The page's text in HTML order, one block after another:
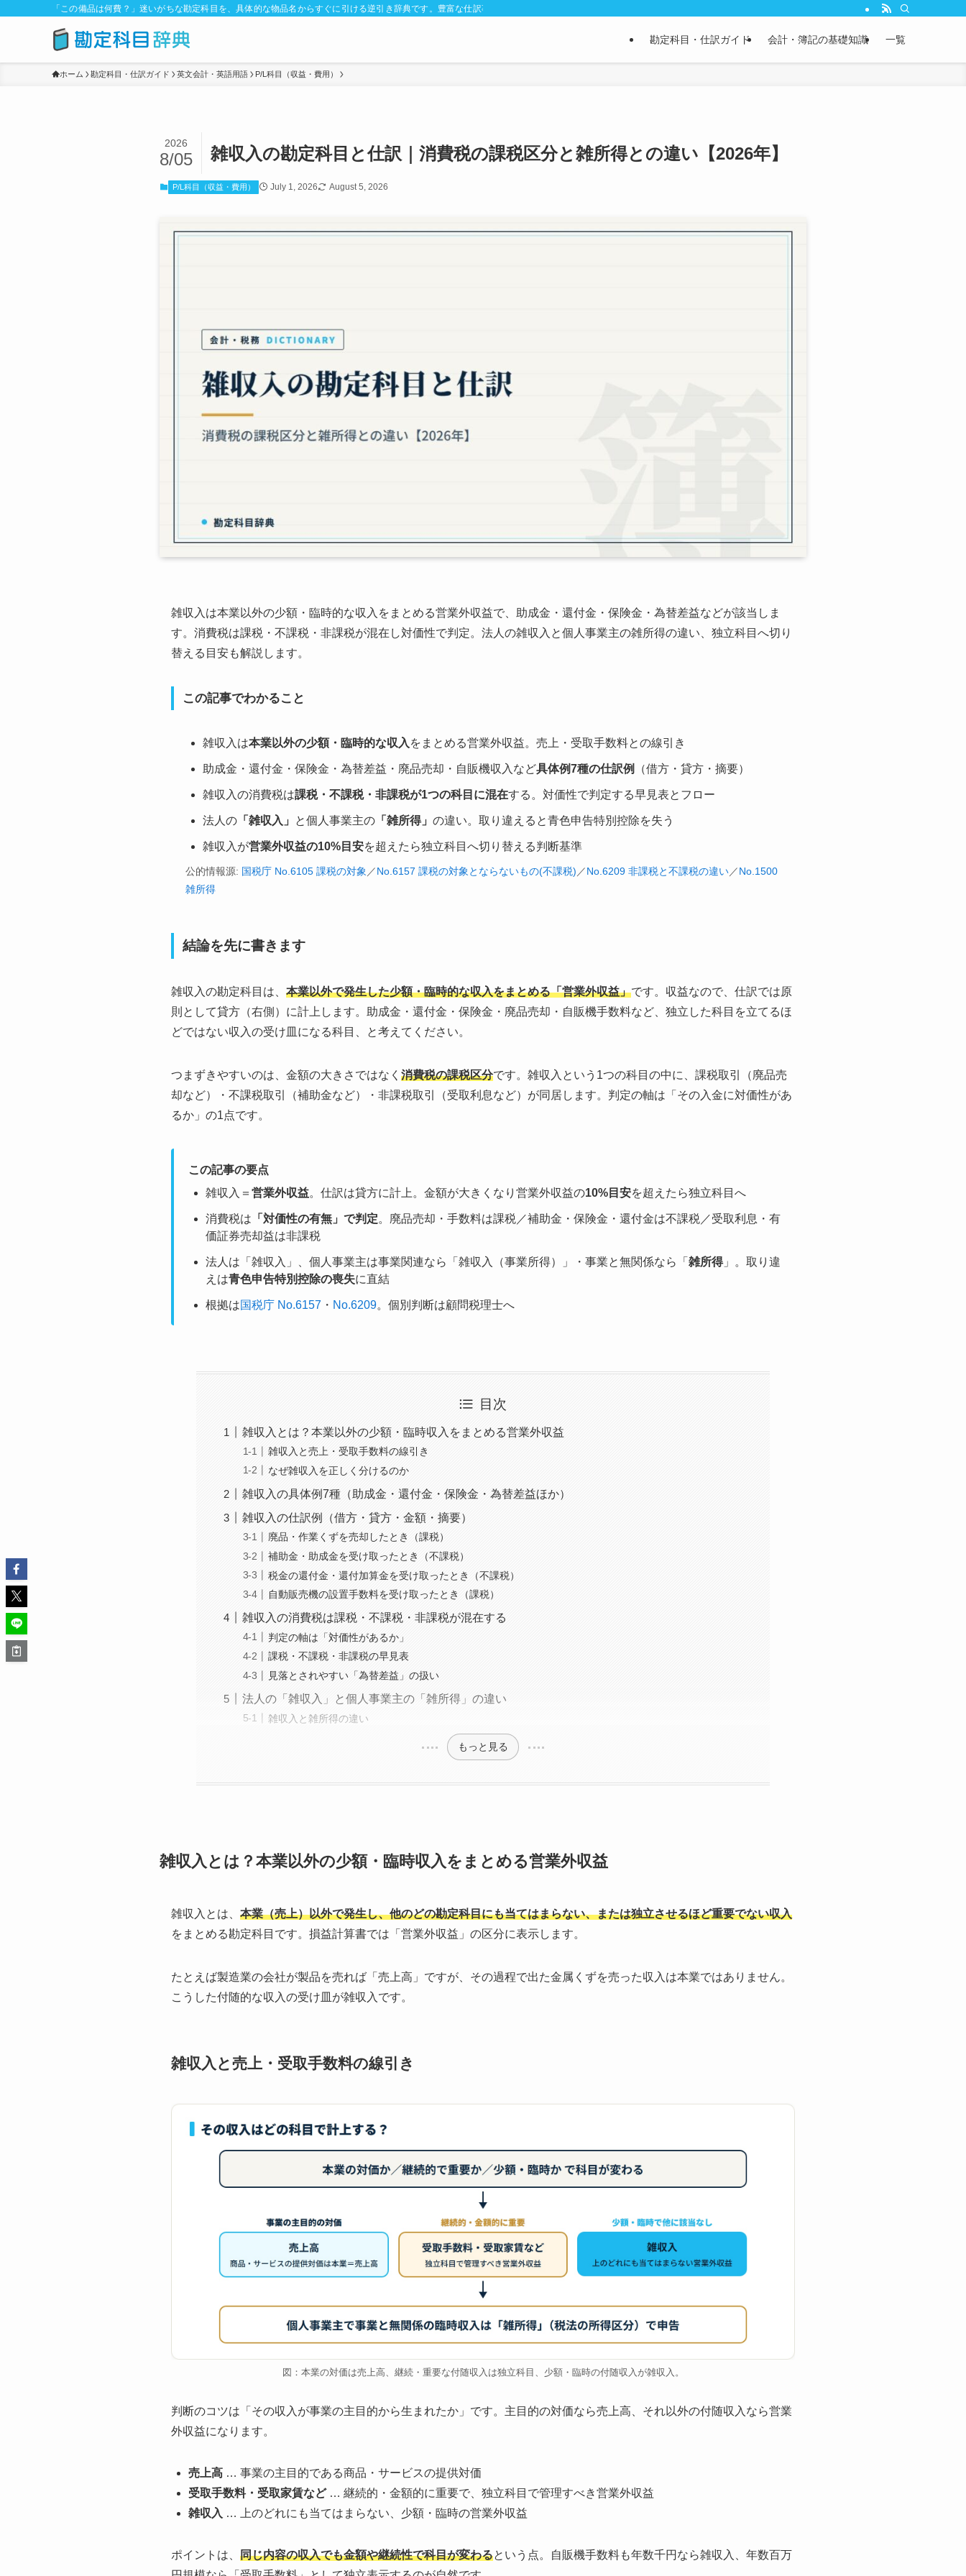
「この備品は何費？」迷いがちな勘定科目を、具体的な物品名からすぐに引ける逆引き辞典です。豊富な仕訳事例と判断に迷う経費区分のポイントを解説。さらに、実務で使える英文会計用語やBS/PL科目の英語表記も完全網羅。
勘定科目・仕訳ガイド 会計・簿記の基礎知識 一覧
ホーム 勘定科目・仕訳ガイド 英文会計・英語用語 P/L科目（収益・費用）
雑収入の勘定科目と仕訳｜消費税の課税区分と雑所得との違い【2026年】
2026
8/05
P/L科目（収益・費用） July 1, 2026 August 5, 2026
雑収入は本業以外の少額・臨時的な収入をまとめる営業外収益で、助成金・還付金・保険金・為替差益などが該当しま
す。消費税は課税・不課税・非課税が混在し対価性で判定。法人の雑収入と個人事業主の雑所得の違い、独立科目へ切り
替える目安も解説します。
この記事でわかること
雑収入は本業以外の少額・臨時的な収入 をまとめる営業外収益。売上・受取手数料との線引き
助成金・還付金・保険金・為替差益・廃品売却・自販機収入など具体例7種の仕訳例 （借方・貸方・摘要）
雑収入の消費税は課税・不課税・非課税が1つの科目に混在する。対価性で判定する早見表とフロー
法人の 「雑収入」 と個人事業主の 「雑所得」 の違い。取り違えると青色申告特別控除を失う
雑収入が営業外収益の10%目安を超えたら独立科目へ切り替える判断基準
公的情報源: 国税庁 No.6105 課税の対象 ／No.6157 課税の対象とならないもの(不課税) ／No.6209 非課税と不課税の違い／No.1500
雑所得
結論を先に書きます
雑収入の勘定科目は、 本業以外で発生した少額・臨時的な収入をまとめる「営業外収益」です。収益なので、仕訳では原
則として貸方（右側）に計上します。助成金・還付金・保険金・廃品売却・自販機手数料など、独立した科目を立てるほ
どではない収入の受け皿になる科目、と考えてください。
つまずきやすいのは、金額の大きさではなく 消費税の課税区分です。雑収入という1つの科目の中に、課税取引（廃品売
却など）・不課税取引（補助金など）・非課税取引（受取利息など）が同居します。判定の軸は「その入金に対価性があ
るか」の1点です。
この記事の要点
雑収入＝ 営業外収益。仕訳は貸方に計上。金額が大きくなり営業外収益の10%目安を超えたら独立科目へ
消費税は 「対価性の有無」で判定。廃品売却・手数料は課税／補助金・保険金・還付金は不課税／受取利息・有
価証券売却益は非課税
法人は「雑収入」、個人事業主は事業関連なら「雑収入（事業所得）」・事業と無関係なら「 雑所得」。取り違
えは青色申告特別控除の喪失に直結
根拠は国税庁 No.6157 ・ No.6209。個別判断は顧問税理士へ
目次
雑収入とは？本業以外の少額・臨時収入をまとめる営業外収益
雑収入と売上・受取手数料の線引き
なぜ雑収入を正しく分けるのか
雑収入の具体例7種（助成金・還付金・保険金・為替差益ほか）
雑収入の仕訳例（借方・貸方・金額・摘要）
廃品・作業くずを売却したとき（課税）
補助金・助成金を受け取ったとき（不課税）
税金の還付金・還付加算金を受け取ったとき（不課税）
自動販売機の設置手数料を受け取ったとき（課税）
雑収入の消費税は課税・不課税・非課税が混在する
判定の軸は「対価性があるか」
課税・不課税・非課税の早見表
見落とされやすい「為替差益」の扱い
法人の「雑収入」と個人事業主の「雑所得」の違い
雑収入と雑所得の違い
もっと見る
雑収入とは？本業以外の少額・臨時収入をまとめる営業外収益
雑収入とは、 本業（売上）以外で発生し、他のどの勘定科目にも当てはまらない、または独立させるほど重要でない収入
をまとめる勘定科目です。損益計算書では「営業外収益」の区分に表示します。
たとえば製造業の会社が製品を売れば「売上高」ですが、その過程で出た金属くずを売った収入は本業ではありません。
こうした付随的な収入の受け皿が雑収入です。
雑収入と売上・受取手数料の線引き
図：本業の対価は売上高、継続・重要な付随収入は独立科目、少額・臨時の付随収入が雑収入。
判断のコツは「その収入が事業の主目的から生まれたか」です。主目的の対価なら売上高、それ以外の付随収入なら営業
外収益になります。
売上高 … 事業の主目的である商品・サービスの提供対価
受取手数料・受取家賃など… 継続的・金額的に重要で、独立科目で管理すべき営業外収益
雑収入 … 上のどれにも当てはまらない、少額・臨時の営業外収益
ポイントは、 同じ内容の収入でも金額や継続性で科目が変わるという点。自販機手数料も年数千円なら雑収入、年数百万